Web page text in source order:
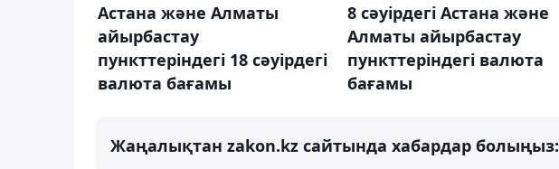
Астана және Алматы
айырбастау
пункттеріндегі 18 сәуірдегі
валюта бағамы
8 сәуірдегі Астана және
Алматы айырбастау
пункттеріндегі валюта
бағамы
Жаңалықтан zakon.kz сайтында хабардар болыңыз: